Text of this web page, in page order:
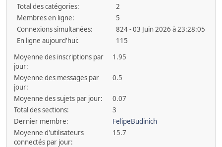
Total des catégories:
2
Membres en ligne:
5
Connexions simultanées:
824 - 03 Juin 2026 à 23:28:05
En ligne aujourd'hui:
115
Moyenne des inscriptions par
jour:
1.95
Moyenne des messages par
jour:
0.5
Moyenne des sujets par jour:
0.07
Total des sections:
3
Dernier membre:
FelipeBudinich
Moyenne d'utilisateurs
connectés par jour:
15.7